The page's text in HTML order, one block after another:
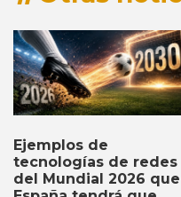
Ejemplos de
tecnologías de redes
del Mundial 2026 que